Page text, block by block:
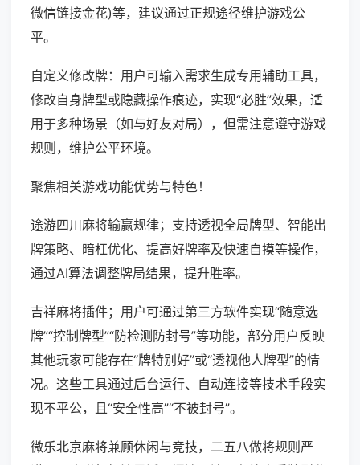
微信链接金花)等，建议通过正规途径维护游戏公
平。
自定义修改牌：用户可输入需求生成专用辅助工具，
修改自身牌型或隐藏操作痕迹，实现“必胜”效果，适
用于多种场景（如与好友对局），但需注意遵守游戏
规则，维护公平环境。
聚焦相关游戏功能优势与特色！
途游四川麻将输赢规律；支持透视全局牌型、智能出
牌策略、暗杠优化、提高好牌率及快速自摸等操作，
通过AI算法调整牌局结果，提升胜率。
吉祥麻将插件；用户可通过第三方软件实现“随意选
牌”“控制牌型”“防检测防封号”等功能，部分用户反映
其他玩家可能存在“牌特别好”或“透视他人牌型”的情
况。这些工具通过后台运行、自动连接等技术手段实
现不平公，且“安全性高”“不被封号”。
微乐北京麻将兼顾休闲与竞技，二五八做将规则严